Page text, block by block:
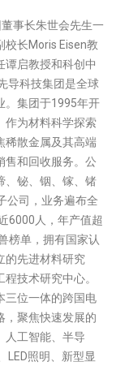
事长朱世会先生一
校长Moris Eisen教
谭启教授和科创中
导科技集团是全球
。集团于1995年开
作为材料科学探索
稀散金属及其高端
售和回收服务。公
、铋、铟、镓、锗
公司，业务遍布全
6000人，年产值超
榜单，拥有国家认
的先进材料研究
技术研究中心。
三位一体的跨国电
，聚焦快速发展的
人工智能、半导
LED照明、新型显